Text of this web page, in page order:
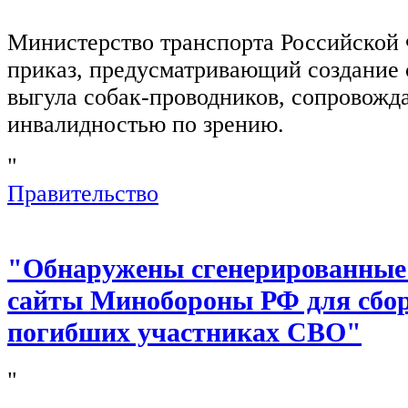
Министерство транспорта
приказ, предусматривающий создание
выгула собак-проводников,
инвалидностью по зрению.
"
Правительство
"Обнаружены
сайты Минобороны РФ для
погибших участниках СВО"
"